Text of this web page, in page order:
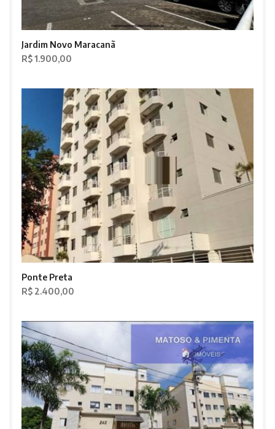
Jardim Novo Maracanã
R$ 1.900,00
Ponte Preta
R$ 2.400,00